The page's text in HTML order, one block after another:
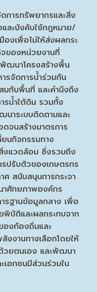
การทรัพยากรและสิ่ง
ละบังคับใช้กฎหมาย/
องเพื่อไม่ให้ส่งผลกระ
ของหน่วยงานที่
ฒนาโครงสร้างพื้น
รจัดการน้ำร่วมกัน
มกับพื้นที่ และคำนึงถึง
น้ำใต้ดิน รวมทั้ง
นาระบบติดตามและ
จนสร้างมาตรการ
นกิจกรรมทาง
งแวดล้อม ซึ่งรวมถึง
ปรับตัวของเกษตรกร
สนับสนุนการกระจา
ศักยภาพองค์กร
รฐานข้อมูลกลาง เพื่อ
พิบัติและผลกระทบจาก
องท้องถิ่นและ
งงานทางเลือกโดยให้
วยตนเอง และพัฒนา
เอกชนมีส่วนร่วมใน